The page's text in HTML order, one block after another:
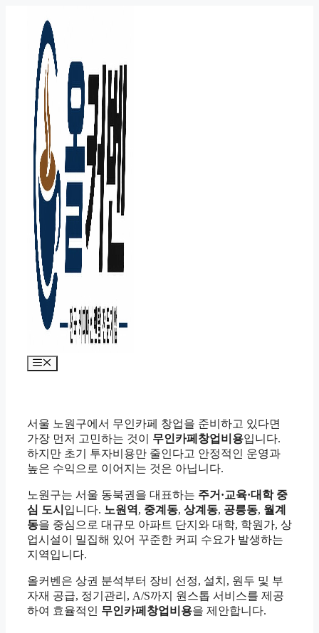
메
서울 노원구에서 무인카페 창업을 준비하고 있다면
가장 먼저 고민하는 것이 무인카페창업비용입니다.
하지만 초기 투자비용만 줄인다고 안정적인 운영과
높은 수익으로 이어지는 것은 아닙니다.
노원구는 서울 동북권을 대표하는 주거·교육·대학 중
심 도시 입니다. 노원역 , 중계동, 상계동, 공릉동, 월계
동을 중심으로 대규모 아파트 단지와 대학, 학원가, 상
업시설이 밀집해 있어 꾸준한 커피 수요가 발생하는
지역입니다.
올커벤은 상권 분석부터 장비 선정, 설치, 원두 및 부
자재 공급, 정기관리, A/S까지 원스톱 서비스를 제공
하여 효율적인 무인카페창업비용을 제안합니다.